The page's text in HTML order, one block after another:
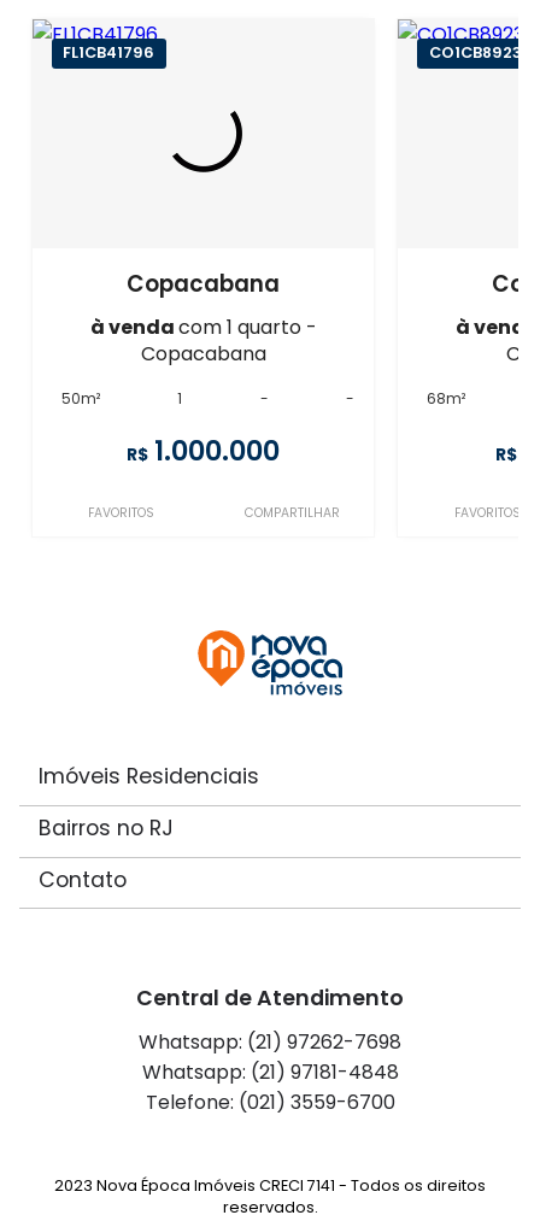
FL1CB41796
Copacabana
à vendacom 1 quarto -
Copacabana
50m² 1 - -
R$ 1.000.000
FAVORITOS COMPARTILHAR
CO1CB89231
à
68m²
R$
FAVORITOS
Imóveis Residenciais
Bairros no RJ
Contato
Central de Atendimento
Whatsapp: (21) 97262-7698
Whatsapp: (21) 97181-4848
Telefone: (021) 3559-6700
2023 Nova Época Imóveis CRECI 7141 - Todos os direitos
reservados.